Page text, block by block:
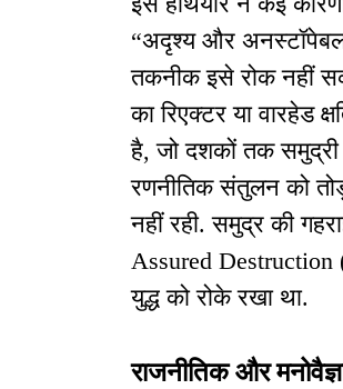
“अदृश्य और
तकनीक इसे रोक नहीं
का रिएक्टर या वारहेड
है, जो दशकों तक समुद्री
रणनीतिक संतुलन को
नहीं रही. समुद्र की
Assured
युद्ध को रोके रखा था.
राजनीतिक और